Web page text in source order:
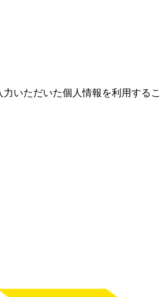
いただいた個人情報を利用するこ